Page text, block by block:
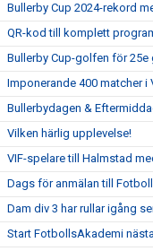
Bullerby Cup 2024-rekord
QR-kod till komplett
Bullerby Cup-golfen för 25e
Imponerande 400 matcher i
Bullerbydagen &
Vilken härlig upplevelse!
VIF-spelare till Halmstad
Dags för anmälan till
Dam div 3 har rullar igång
Start FotbollsAkademi